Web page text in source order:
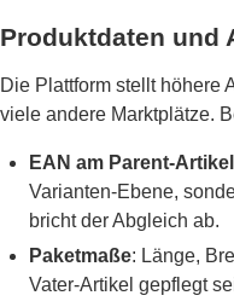
Produktdaten und
Die Plattform stellt höhere
viele andere Marktplätze.
EAN am Parent-Artikel
Varianten-Ebene,
bricht der Abgleich ab.
Paketmaße: Länge,
Vater-Artikel gepflegt